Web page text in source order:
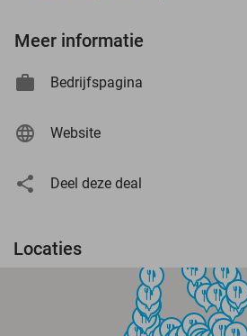
Meer informatie
Bedrijfspagina
Website
Deel deze deal
Locaties
food food
food
food
food
food
food
food
food
food
food
food
food
food
food
food
food
food
food
food
food